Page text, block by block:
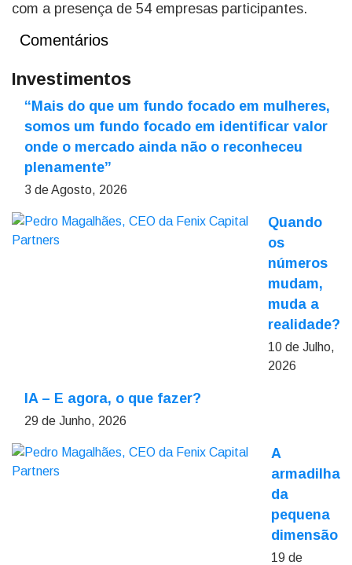
com a presença de 54 empresas participantes.
Comentários
Investimentos
“Mais do que um fundo focado em mulheres,
somos um fundo focado em identificar valor
onde o mercado ainda não o reconheceu
plenamente”
3 de Agosto, 2026
Quando
os
números
mudam,
muda a
realidade?
10 de Julho,
2026
IA – E agora, o que fazer?
29 de Junho, 2026
A
armadilha
da
pequena
dimensão
19 de